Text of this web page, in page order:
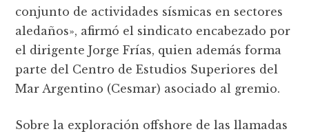
conjunto de actividades sísmicas en sectores
aledaños», afirmó el sindicato encabezado por
el dirigente Jorge Frías, quien además forma
parte del Centro de Estudios Superiores del
Mar Argentino (Cesmar) asociado al gremio.
Sobre la exploración offshore de las llamadas